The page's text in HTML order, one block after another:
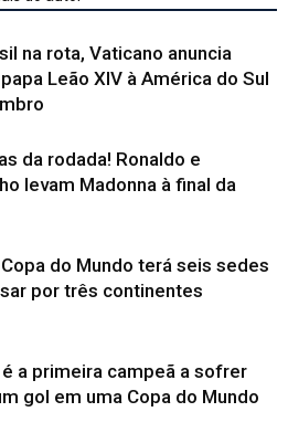
na rota, Vaticano anuncia
Leão XIV à América do Sul
da rodada! Ronaldo e
levam Madonna à final da
do Mundo terá seis sedes
por três continentes
é a primeira campeã a sofrer
gol em uma Copa do Mundo